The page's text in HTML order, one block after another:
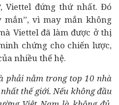
, Viettel đứng thứ nhất. Đó
mắn”, vì may mắn không
Viettel đã làm được ở thị
chứng cho chiến lược,
nhiều thế hệ.
phải nằm trong top 10 nhà
thế giới. Nếu không đầu